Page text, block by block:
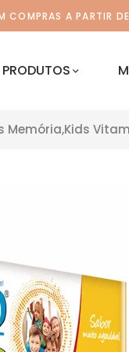
COMPRAS A PARTIR
PRODUTOS
Memória,Kids